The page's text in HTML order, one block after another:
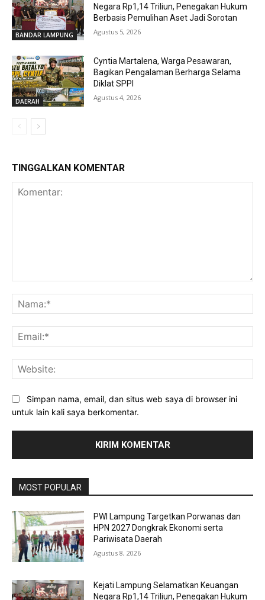
BANDAR LAMPUNG
Negara Rp1,14 Triliun, Penegakan Hukum
Berbasis Pemulihan Aset Jadi Sorotan
Agustus 5, 2026
DAERAH
Cyntia Martalena, Warga Pesawaran,
Bagikan Pengalaman Berharga Selama
Diklat SPPI
Agustus 4, 2026
TINGGALKAN KOMENTAR
Simpan nama, email, dan situs web saya di browser ini
untuk lain kali saya berkomentar.
MOST POPULAR
PWI Lampung Targetkan Porwanas dan
HPN 2027 Dongkrak Ekonomi serta
Pariwisata Daerah
Agustus 8, 2026
Kejati Lampung Selamatkan Keuangan
Negara Rp1,14 Triliun, Penegakan Hukum